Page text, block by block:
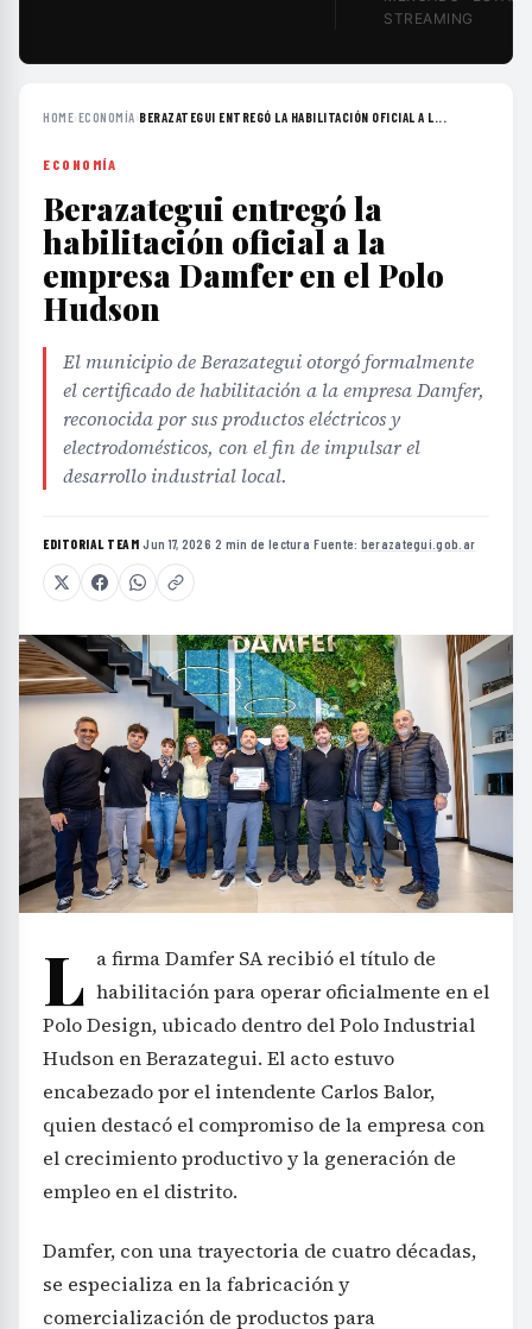
STREAMING
HOME›ECONOMÍA›BERAZATEGUI ENTREGÓ LA HABILITACIÓN OFICIAL A L...
ECONOMÍA
Berazategui entregó la
habilitación oficial a la
empresa Damfer en el Polo
Hudson
El municipio de Berazategui otorgó formalmente
el certificado de habilitación a la empresa Damfer,
reconocida por sus productos eléctricos y
electrodomésticos, con el fin de impulsar el
desarrollo industrial local.
EDITORIAL TEAM·Jun 17, 2026·2 min de lectura·Fuente: berazategui.gob.ar
L a firma Damfer SA recibió el título de
habilitación para operar oficialmente en el
Polo Design, ubicado dentro del Polo Industrial
Hudson en Berazategui. El acto estuvo
encabezado por el intendente Carlos Balor,
quien destacó el compromiso de la empresa con
el crecimiento productivo y la generación de
empleo en el distrito.
Damfer, con una trayectoria de cuatro décadas,
se especializa en la fabricación y
comercialización de productos para